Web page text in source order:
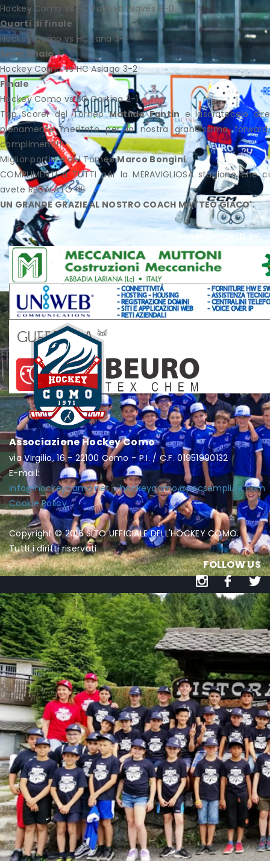
Hockey Como vs HC Padova Waves 9-0
Quarti di finale
Hockey Como vs HC Lana 3-1
Semi finale
Hockey Como vs HC Asiago 3-2
Finale
Hockey Como vs SG Cortina 2-1
Top Scorer del TorneoMatilde Fantin e lasciatecelo dire
pienamente meritato per la nostra grandissima forward,
complimenti!!!
Miglior portiere del TorneoMarco Bongini.
COMPLIMENTI a TUTTI per la MERAVIGLIOSA stagione che ci
avete REGALATO !!!!
UN GRANDE GRAZIE AL NOSTRO COACH MATTEO GIACO'.
sponsored by:
Associazione Hockey Como
via Virgilio, 16 - 22100 Como - P.I. / C.F. 01951990132
E-mail:
info@hockeycomo.net-hockeycomo@pecsemplice.com
Cookie Policy
Copyright © 2016 SITO UFFICIALE DELL'HOCKEY COMO.
Tutti i diritti riservati.
FOLLOW US